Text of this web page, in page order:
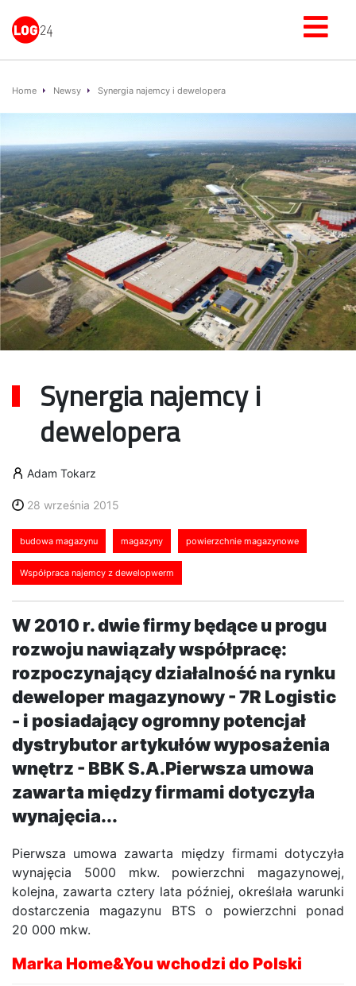
Home Newsy Synergia najemcy i dewelopera
Synergia najemcy i
dewelopera
Adam Tokarz
28 września 2015
budowa magazynu magazyny powierzchnie magazynowe
Współpraca najemcy z dewelopwerm
W 2010 r. dwie firmy będące u progu
rozwoju nawiązały współpracę:
rozpoczynający działalność na rynku
deweloper magazynowy - 7R Logistic
- i posiadający ogromny potencjał
dystrybutor artykułów wyposażenia
wnętrz - BBK S.A.Pierwsza umowa
zawarta między firmami dotyczyła
wynajęcia...
Pierwsza umowa zawarta między firmami dotyczyła
wynajęcia 5000 mkw. powierzchni magazynowej,
kolejna, zawarta cztery lata później, określała warunki
dostarczenia magazynu BTS o powierzchni ponad
20 000 mkw.
Marka Home&You wchodzi do Polski